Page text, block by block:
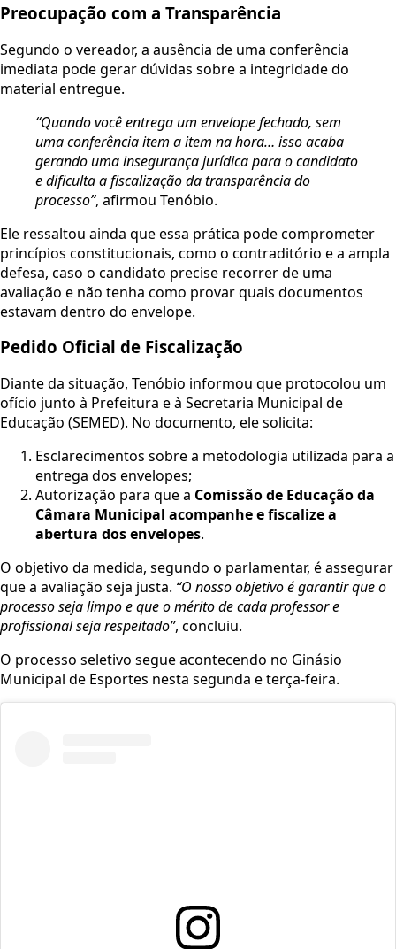
Preocupação com a Transparência
Segundo o vereador, a ausência de uma conferência
imediata pode gerar dúvidas sobre a integridade do
material entregue.
“Quando você entrega um envelope fechado, sem
uma conferência item a item na hora… isso acaba
gerando uma insegurança jurídica para o candidato
e dificulta a fiscalização da transparência do
processo”, afirmou Tenóbio.
Ele ressaltou ainda que essa prática pode comprometer
princípios constitucionais, como o contraditório e a ampla
defesa, caso o candidato precise recorrer de uma
avaliação e não tenha como provar quais documentos
estavam dentro do envelope.
Pedido Oficial de Fiscalização
Diante da situação, Tenóbio informou que protocolou um
ofício junto à Prefeitura e à Secretaria Municipal de
Educação (SEMED). No documento, ele solicita:
Esclarecimentos sobre a metodologia utilizada para a
entrega dos envelopes;
Autorização para que a Comissão de Educação da
Câmara Municipal acompanhe e fiscalize a
abertura dos envelopes.
O objetivo da medida, segundo o parlamentar, é assegurar
que a avaliação seja justa. “O nosso objetivo é garantir que o
processo seja limpo e que o mérito de cada professor e
profissional seja respeitado”, concluiu.
O processo seletivo segue acontecendo no Ginásio
Municipal de Esportes nesta segunda e terça-feira.